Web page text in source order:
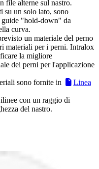
file alterne sul nastro.
su un solo lato, sono
"hold-down" da
curva.
un materiale del perno
materiali per i perni. Intralox
la migliore
dei perni per l'applicazione
sono fornite in
Linea
con un raggio di
del nastro.